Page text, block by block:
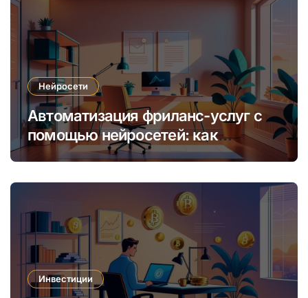
Нейросети
Автоматизация фриланс-услуг с
помощью нейросетей: как
увеличить доход и сократить
Инвестиции